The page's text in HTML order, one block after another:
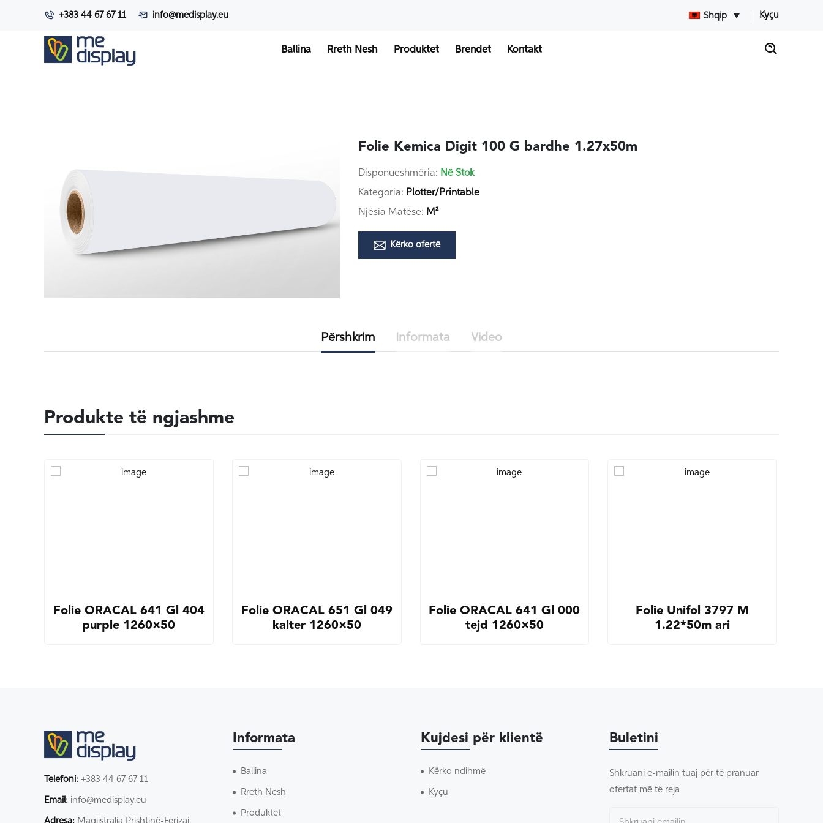
+383 44 67 67 11 info@medisplay.eu Shqip Kyçu
Ballina Rreth Nesh Produktet Brendet Kontakt
Folie Kemica Digit 100 G bardhe 1.27x50m
Disponueshmëria: Në Stok
Kategoria: Plotter/Printable
Njësia Matëse: M²
Kërko ofertë
Përshkrim Informata Video
Produkte të ngjashme
Folie ORACAL 641 Gl 404
purple 1260×50
Folie ORACAL 651 Gl 049
kalter 1260×50
Folie ORACAL 641 Gl 000
tejd 1260×50
Folie Unifol 3797 M
1.22*50m ari
Telefoni: +383 44 67 67 11
Email: info@medisplay.eu
Adresa: Magjistralja Prishtinë-Ferizaj,
Informata
Ballina
Rreth Nesh
Produktet
Kujdesi për klientë
Kërko ndihmë
Kyçu
Buletini
Shkruani e-mailin tuaj për të pranuar
ofertat më të reja